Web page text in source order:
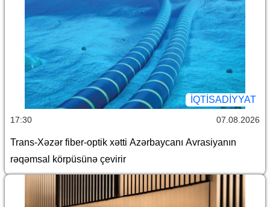
İQTİSADİYYAT
17:30 07.08.2026
Trans-Xəzər fiber-optik xətti Azərbaycanı Avrasiyanın
rəqəmsal körpüsünə çevirir